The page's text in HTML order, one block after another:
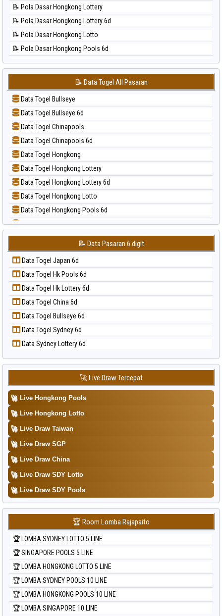
📊 Statistik Pcso
📊 Statistik Pennsylvania Day
📊 Statistik Sao Paulo
📊 Statistik Singapore
📊 Statistik Sydney
📊 Statistik Sydney Lottery
📊 Statistik Sydney Lottery 6d
📊 Statistik Sydney Lotto
📊 Statistik Sydney Pools 6d
📊 Statistik Taipei
📊 Statistik Taiwan
📝 Pola Dasar Hongkong Lottery
📝 Pola Dasar Hongkong Lottery 6d
📝 Pola Dasar Hongkong Lotto
📝 Pola Dasar Hongkong Pools 6d
📝 Pola Dasar Japan
📝 Pola Dasar Japan 6d
📝 Pola Dasar Korea
📝 Pola Dasar Kuda Lari
📝 Pola Dasar Magnum Cambodia
📝 Pola Dasar Nagoya
📝 Pola Dasar North Carolina Day
📝 Pola Dasar Pcso
📝 Pola Dasar Sao Paulo
📝 Pola Dasar Singapore
📝 Pola Dasar Sydney
📝 Pola Dasar Sydney Lottery
📝 Pola Dasar Sydney Lottery 6d
📝 Pola Dasar Sydney Lotto
📝 Pola Dasar Sydney Pools 6d
📝 Pola Dasar Taipei
📝 Pola Dasar Taiwan
📝 Data Togel All Pasaran
Data Togel Bullseye
Data Togel Bullseye 6d
Data Togel Chinapools
Data Togel Chinapools 6d
Data Togel Hongkong
Data Togel Hongkong Lottery
Data Togel Hongkong Lottery 6d
Data Togel Hongkong Lotto
Data Togel Hongkong Pools 6d
Data Togel Japan
Data Togel Japan 6d
Data Togel Korea
Data Togel Kuda Lari
Data Togel Magnum Cambodia
Data Togel Nagoya
Data Togel North Carolina Day
Data Togel Pcso
Data Togel Sao Paulo
Data Togel Singapore
Data Togel Sydney
Data Togel Sydney Lottery
Data Togel Sydney Lottery 6d
Data Togel Sydney Lotto
Data Togel Sydney Pools 6d
Data Togel Taipei
Data Togel Taiwan
📝 Data Pasaran 6 digit
Data Togel Japan 6d
Data Togel Hk Pools 6d
Data Togel Hk Lottery 6d
Data Togel China 6d
Data Togel Bullseye 6d
Data Togel Sydney 6d
Data Sydney Lottery 6d
🚀 Live Draw Tercepat
🚀 Live Hongkong Pools
🚀 Live Hongkong Lotto
🚀 Live Draw Taiwan
🚀 Live Draw SGP
🚀 Live Draw China
🚀 Live Draw SDY Lotto
🚀 Live Draw SDY Pools
🏆 Room Lomba Rajapaito
🏆 LOMBA SYDNEY LOTTO 5 LINE
🏆 SINGAPORE POOLS 5 LINE
🏆 LOMBA HONGKONG LOTTO 5 LINE
🏆 LOMBA SYDNEY POOLS 10 LINE
🏆 LOMBA HONGKONG POOLS 10 LINE
🏆 LOMBA SINGAPORE 10 LINE